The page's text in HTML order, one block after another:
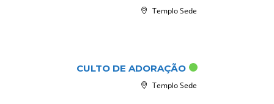
Templo Sede
CULTO DE ADORAÇÃO
Templo Sede